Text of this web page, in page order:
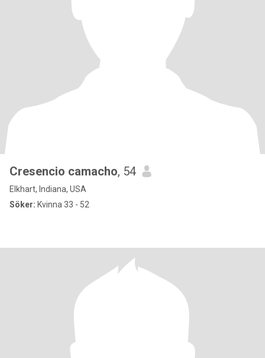
Cresencio camacho, 54
Elkhart, Indiana, USA
Söker: Kvinna 33 - 52